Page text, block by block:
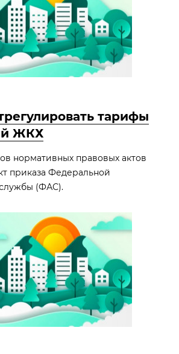
тарифы
ЖКХ
нормативных правовых актов
приказа Федеральной
(ФАС).